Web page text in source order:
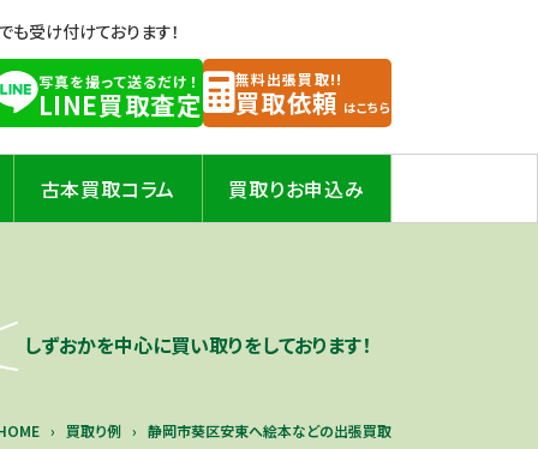
受け付けております！
写真を撮って送るだけ！
LINE買取査定
無料出張買取!!
買取依頼 はこちら
古本買取コラム 買取りお申込み
しずおかを中心に買い取りをしております！
買取り例 静岡市葵区安東へ絵本などの出張買取